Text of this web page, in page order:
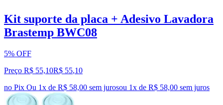
Kit suporte da placa + Adesivo Lavadora
Brastemp BWC08
5% OFF
Preço R$ 55,10R$ 55,10
no Pix Ou 1x de R$ 58,00 sem jurosou 1x de R$ 58,00 sem juros